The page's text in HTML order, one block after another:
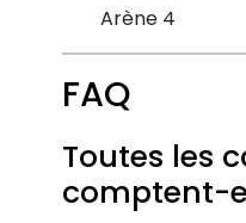
Arène 4
FAQ
Toutes les
comptent-